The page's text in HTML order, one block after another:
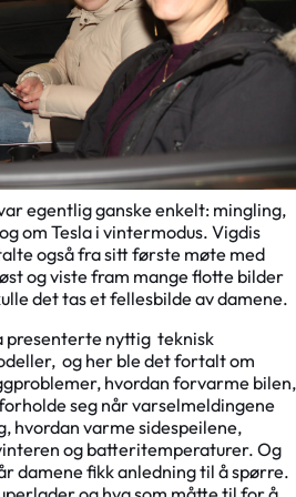
egentlig ganske enkelt: mingling,
om Tesla i vintermodus. Vigdis
også fra sitt første møte med
og viste fram mange flotte bilder
det tas et fellesbilde av damene.
presenterte nyttig teknisk
og her ble det fortalt om
hvordan forvarme bilen,
seg når varselmeldingene
hvordan varme sidespeilene,
og batteritemperaturer. Og
damene fikk anledning til å spørre.